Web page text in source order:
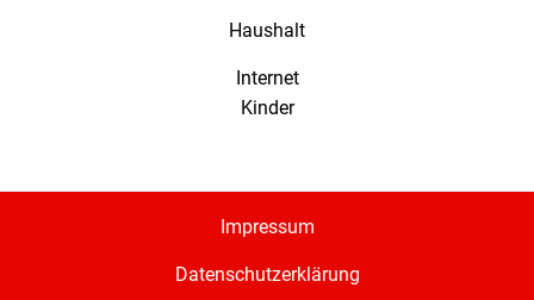
Haushalt
Internet
Kinder
Impressum
Datenschutzerklärung